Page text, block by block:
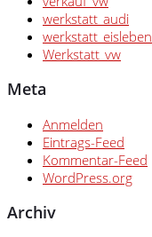
werkstatt_audi
werkstatt_eisleben
Werkstatt_vw
Meta
Anmelden
Eintrags-Feed
Kommentar-Feed
WordPress.org
Archiv